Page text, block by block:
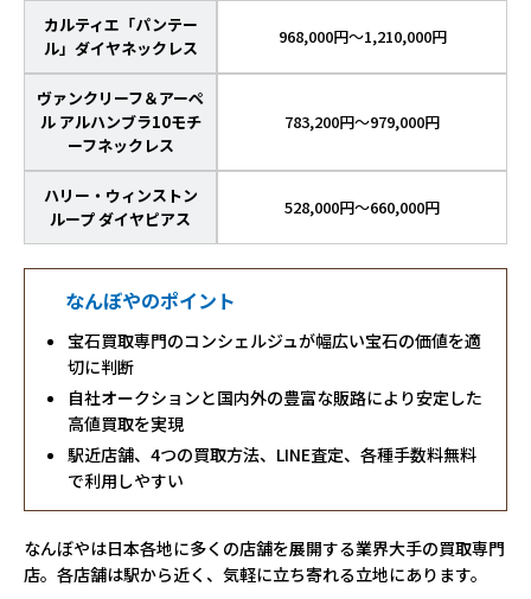
カルティエ「パンテー
ル」ダイヤネックレス
968,000円～1,210,000円
ヴァンクリーフ＆アーペ
ル アルハンブラ10モチ
ーフネックレス
783,200円～979,000円
ハリー・ウィンストン
ループ ダイヤピアス
528,000円～660,000円
なんぼやのポイント
宝石買取専門のコンシェルジュが幅広い宝石の価値を適
切に判断
自社オークションと国内外の豊富な販路により安定した
高値買取を実現
駅近店舗、4つの買取方法、LINE査定、各種手数料無料
で利用しやすい
なんぼやは日本各地に多くの店舗を展開する業界大手の買取専門
店。各店舗は駅から近く、気軽に立ち寄れる立地にあります。